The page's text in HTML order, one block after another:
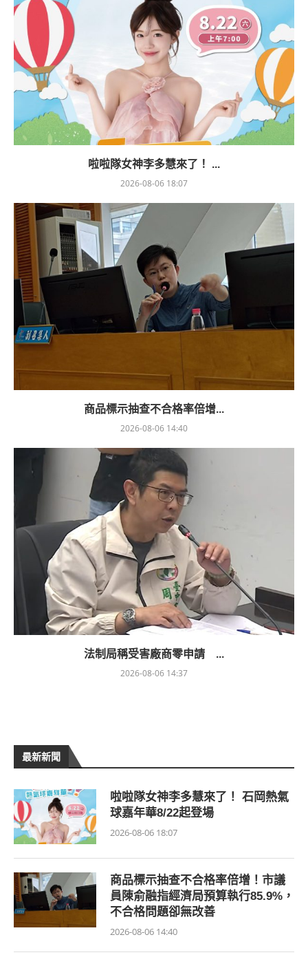
啦啦隊女神李多慧來了！ ...
2026-08-06 18:07
商品標示抽查不合格率倍增...
2026-08-06 14:40
法制局稱受害廠商零申請 ...
2026-08-06 14:37
最新新聞
啦啦隊女神李多慧來了！ 石岡熱氣
球嘉年華8/22起登場
2026-08-06 18:07
商品標示抽查不合格率倍增！市議
員陳俞融指經濟局預算執行85.9%，
不合格問題卻無改善
2026-08-06 14:40